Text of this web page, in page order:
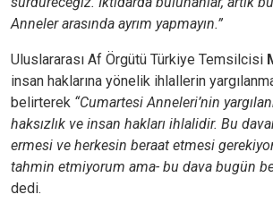
Anneler arasında ayrım yapmayın.”
Uluslararası Af Örgütü Türkiye Temsilcisi
insan haklarına yönelik ihlallerin
belirterek “Cumartesi Anneleri’nin
haksızlık ve insan hakları ihlalidir. Bu
ermesi ve herkesin beraat etmesi
tahmin etmiyorum ama- bu dava bugün
dedi.